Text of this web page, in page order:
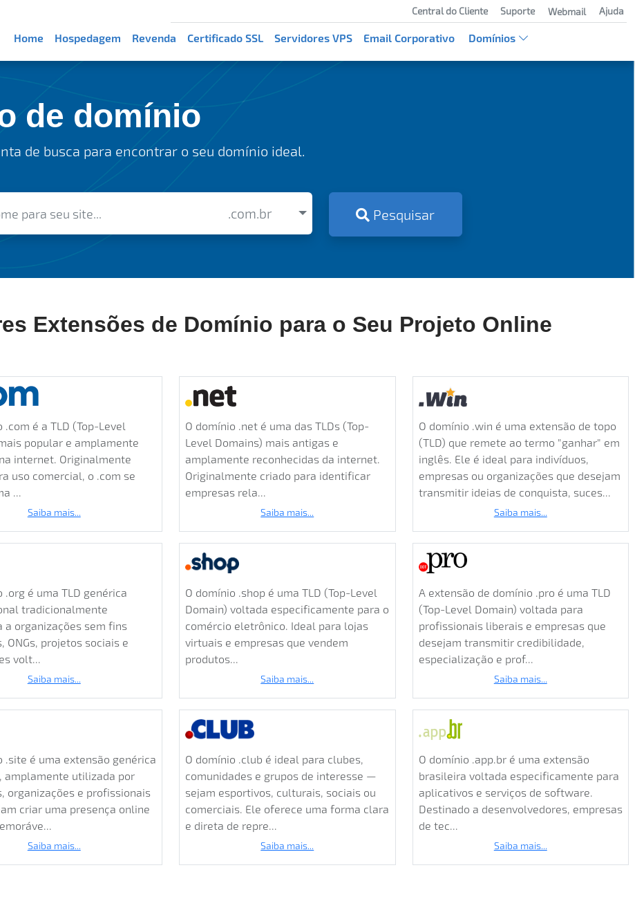
Central do Cliente Suporte Webmail Ajuda
Home Hospedagem Revenda Certificado SSL Servidores VPS Email Corporativo Domínios
de domínio
de busca para encontrar o seu domínio ideal.
.com.br Pesquisar
Extensões de Domínio para o Seu Projeto Online
.com é a TLD (Top-Level
popular e amplamente
internet. Originalmente
uso comercial, o .com se
...
Saiba mais...
O domínio .net é uma das TLDs (Top-
Level Domains) mais antigas e
amplamente reconhecidas da internet.
Originalmente criado para identificar
empresas rela...
Saiba mais...
O domínio .win é uma extensão de topo
(TLD) que remete ao termo "ganhar" em
inglês. Ele é ideal para indivíduos,
empresas ou organizações que desejam
transmitir ideias de conquista, suces...
Saiba mais...
.org é uma TLD genérica
tradicionalmente
a organizações sem fins
ONGs, projetos sociais e
volt...
Saiba mais...
O domínio .shop é uma TLD (Top-Level
Domain) voltada especificamente para o
comércio eletrônico. Ideal para lojas
virtuais e empresas que vendem
produtos...
Saiba mais...
A extensão de domínio .pro é uma TLD
(Top-Level Domain) voltada para
profissionais liberais e empresas que
desejam transmitir credibilidade,
especialização e prof...
Saiba mais...
.site é uma extensão genérica
amplamente utilizada por
organizações e profissionais
criar uma presença online
Saiba mais...
O domínio .club é ideal para clubes,
comunidades e grupos de interesse —
sejam esportivos, culturais, sociais ou
comerciais. Ele oferece uma forma clara
e direta de repre...
Saiba mais...
O domínio .app.br é uma extensão
brasileira voltada especificamente para
aplicativos e serviços de software.
Destinado a desenvolvedores, empresas
de tec...
Saiba mais...